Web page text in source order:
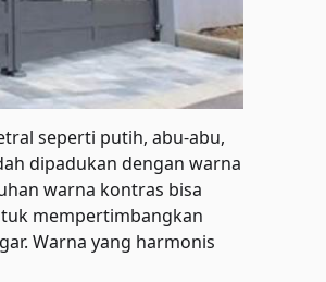
seperti putih, abu-abu,
dipadukan dengan warna
warna kontras bisa
mempertimbangkan
Warna yang harmonis